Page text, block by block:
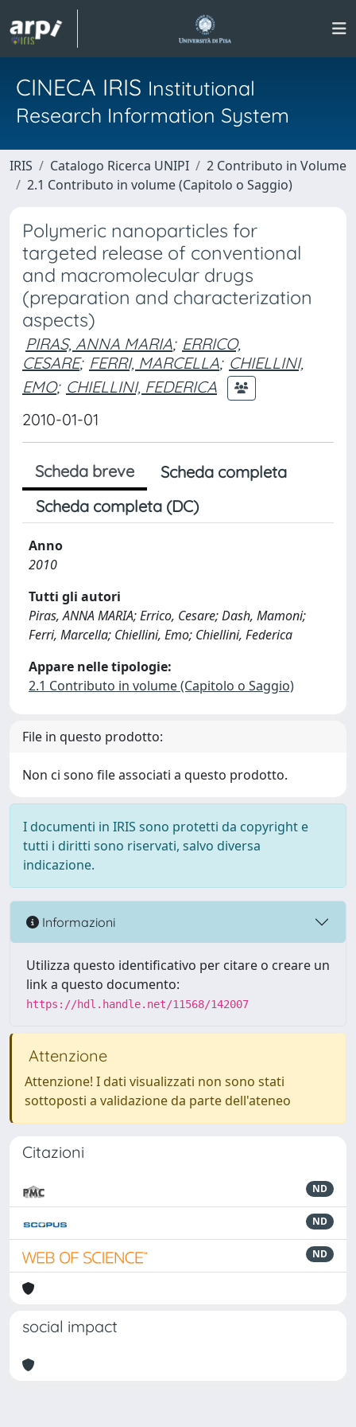
CINECA IRIS Institutional
Research Information System
IRIS Catalogo Ricerca UNIPI
2 Contributo in Volume
2.1 Contributo in volume (Capitolo o Saggio)
Polymeric nanoparticles for
targeted release of conventional
and macromolecular drugs
(preparation and characterization
aspects)
PIRAS, ANNA MARIA; ERRICO,
CESARE; FERRI, MARCELLA; CHIELLINI,
EMO; CHIELLINI, FEDERICA
2010-01-01
Scheda breve
Scheda completa
Scheda completa (DC)
Anno
2010
Tutti gli autori
Piras, ANNA MARIA; Errico, Cesare; Dash, Mamoni;
Ferri, Marcella; Chiellini, Emo; Chiellini, Federica
Appare nelle tipologie:
2.1 Contributo in volume (Capitolo o Saggio)
File in questo prodotto:
Non ci sono file associati a questo prodotto.
I documenti in IRIS sono protetti da copyright e
tutti i diritti sono riservati, salvo diversa
indicazione.
Informazioni
Utilizza questo identificativo per citare o creare un
link a questo documento:
https://hdl.handle.net/11568/142007
Attenzione
Attenzione! I dati visualizzati non sono stati
sottoposti a validazione da parte dell'ateneo
Citazioni
ND
ND
ND
social impact